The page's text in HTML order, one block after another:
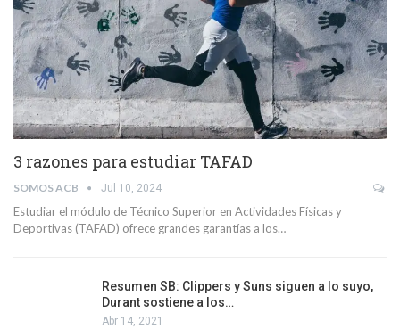
3 razones para estudiar TAFAD
SOMOS ACB Jul 10, 2024
Estudiar el módulo de Técnico Superior en Actividades Físicas y
Deportivas (TAFAD) ofrece grandes garantías a los…
Resumen SB: Clippers y Suns siguen a lo suyo,
Durant sostiene a los…
Abr 14, 2021